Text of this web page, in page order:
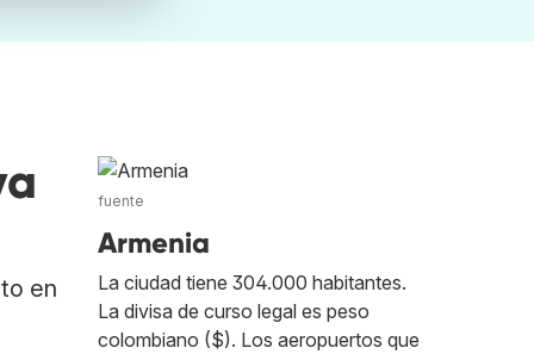
en
fuente
Armenia
La ciudad tiene 304.000 habitantes.
La divisa de curso legal es peso
colombiano ($). Los aeropuertos que